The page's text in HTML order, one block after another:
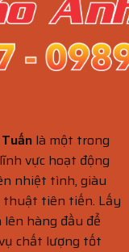
là một trong
vực hoạt động
nhiệt tình, giàu
thuật tiên tiến. Lấy
hàng đầu để
chất lượng tốt